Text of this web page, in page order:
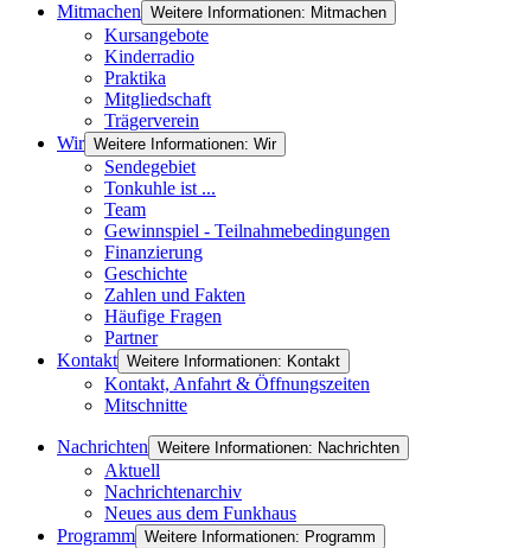
Mitmachen Weitere Informationen: Mitmachen
Kursangebote
Kinderradio
Praktika
Mitgliedschaft
Trägerverein
Wir Weitere Informationen: Wir
Sendegebiet
Tonkuhle ist ...
Team
Gewinnspiel - Teilnahmebedingungen
Finanzierung
Geschichte
Zahlen und Fakten
Häufige Fragen
Partner
Kontakt Weitere Informationen: Kontakt
Kontakt, Anfahrt & Öffnungszeiten
Mitschnitte
Nachrichten Weitere Informationen: Nachrichten
Aktuell
Nachrichtenarchiv
Neues aus dem Funkhaus
Programm Weitere Informationen: Programm